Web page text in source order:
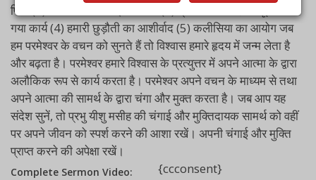
पिता (2) परमेश्वर की चंगाई की वाचा (3) क्रूस पर मसीह का पूर्ण किया
गया कार्य (4) हमारी छुड़ौती का आशीर्वाद (5) कलीसिया का आयोग जब
हम परमेश्वर के वचन को सुनते हैं तो विश्वास हमारे हृदय में जन्म लेता है
और बढ़ता है। परमेश्वर हमारे विश्वास के प्रत्युत्तर में अपने आत्मा के द्वारा
अलौकिक रूप से कार्य करता है। परमेश्वर अपने वचन के माध्यम से तथा
अपने आत्मा की सामर्थ के द्वारा चंगा और मुक्त करता है। जब आप यह
संदेश सुनें, तो प्रभु यीशु मसीह की चंगाई और मुक्तिदायक सामर्थ को वहीं
पर अपने जीवन को स्पर्श करने की आशा रखें। अपनी चंगाई और मुक्ति
प्राप्त करने की अपेक्षा रखें।
Complete Sermon Video: {ccconsent}